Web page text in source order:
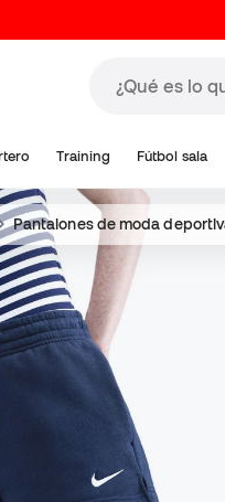
Training Fútbol sala
Pantalones de moda